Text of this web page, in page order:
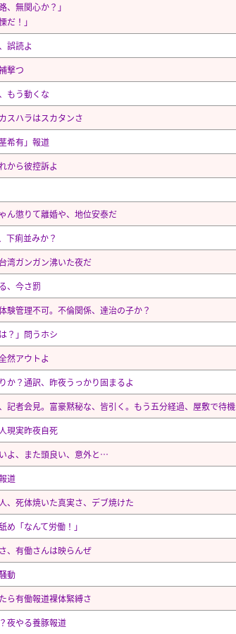
、無関心か？」
だ！」
誤読よ
撃つ
もう動くな
スハラはスカタンさ
希有」報道
から彼控訴よ
ん懲りて離婚や、地位安泰だ
下痢並みか？
湾ガンガン沸いた夜だ
、今さ罰
験管理不可。不倫関係、達治の子か？
？」問うホシ
然アウトよ
か？通訳、昨夜うっかり固まるよ
記者会見。富豪黙秘な、皆引く。もう五分経過、屋敷で待機
現実昨夜自死
よ、また頭良い、意外と…
道
、死体焼いた真実さ、デブ焼けた
め「なんて労働！」
、有働さんは映らんぜ
動
ら有働報道裸体緊縛さ
夜やる養豚報道